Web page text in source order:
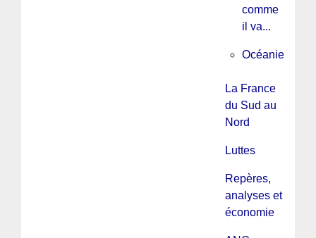
comme
il va...
Océanie
La France
du Sud au
Nord
Luttes
Repères,
analyses et
économie